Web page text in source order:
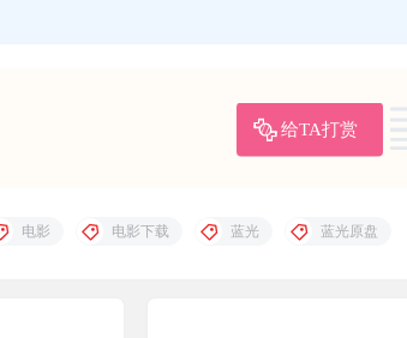
给TA打赏
电影 电影下载 蓝光 蓝光原盘